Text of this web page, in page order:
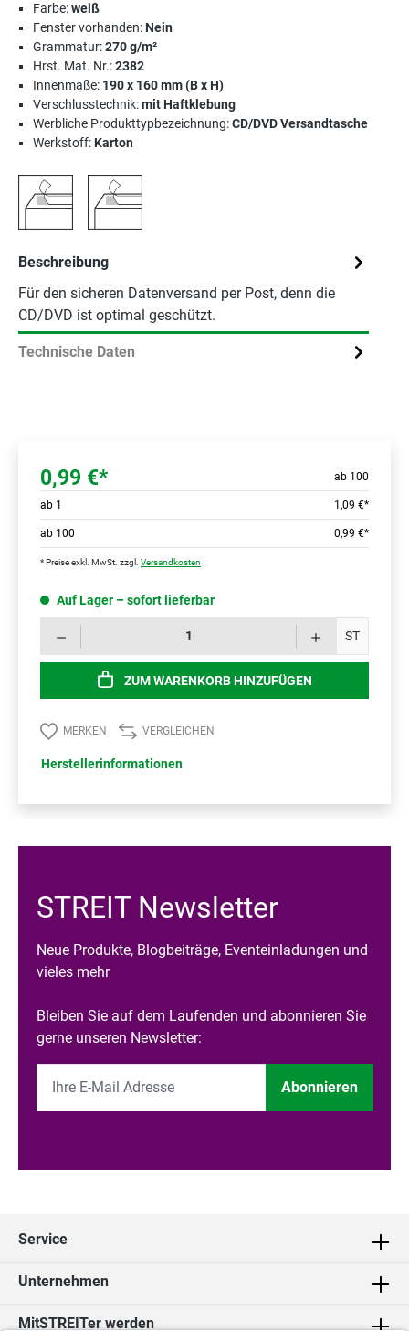
Farbe:weiß
Fenster vorhanden:Nein
Grammatur:270 g/m²
Hrst. Mat. Nr.:2382
Innenmaße: 190 x 160 mm (B x H)
Verschlusstechnik:mit Haftklebung
Werbliche Produkttypbezeichnung:CD/DVD Versandtasche
Werkstoff:Karton
Beschreibung
Für den sicheren Datenversand per Post, denn die
CD/DVD ist optimal geschützt.
Technische Daten
0,99 €* ab 100
ab 1 1,09 €*
ab 100 0,99 €*
* Preise exkl. MwSt. zzgl. Versandkosten
Auf Lager – sofort lieferbar
ST
ZUM WARENKORB HINZUFÜGEN
MERKEN VERGLEICHEN
Herstellerinformationen
STREIT Newsletter
Neue Produkte, Blogbeiträge, Eventeinladungen und
vieles mehr
Bleiben Sie auf dem Laufenden und abonnieren Sie
gerne unseren Newsletter:
Abonnieren
Service
Unternehmen
MitSTREITer werden